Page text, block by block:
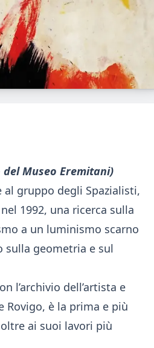
Museo Eremitani)
al gruppo degli Spazialisti,
1992, una ricerca sulla
a un luminismo scarno
sulla geometria e sul
l’archivio dell’artista e
Rovigo, è la prima e più
ai suoi lavori più